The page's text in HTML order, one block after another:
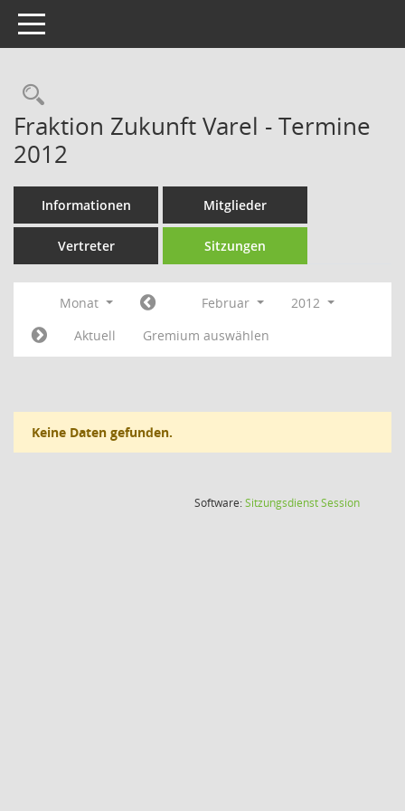
Toggle navigation
Rechercheauswahl
Fraktion Zukunft Varel - Termine
2012
Informationen Mitglieder
Vertreter Sitzungen
Monat Februar
2012
Aktuell
Gremium auswählen
Keine Daten gefunden.
Software:SitzungsdienstSession(Wird in